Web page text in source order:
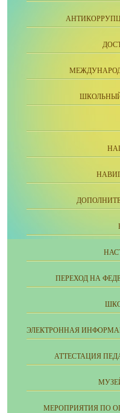
ПЕРЕХОД НА
ЭЛЕКТРОННАЯ
АТТЕСТАЦИЯ
МЕРОПРИЯТИЯ ПО